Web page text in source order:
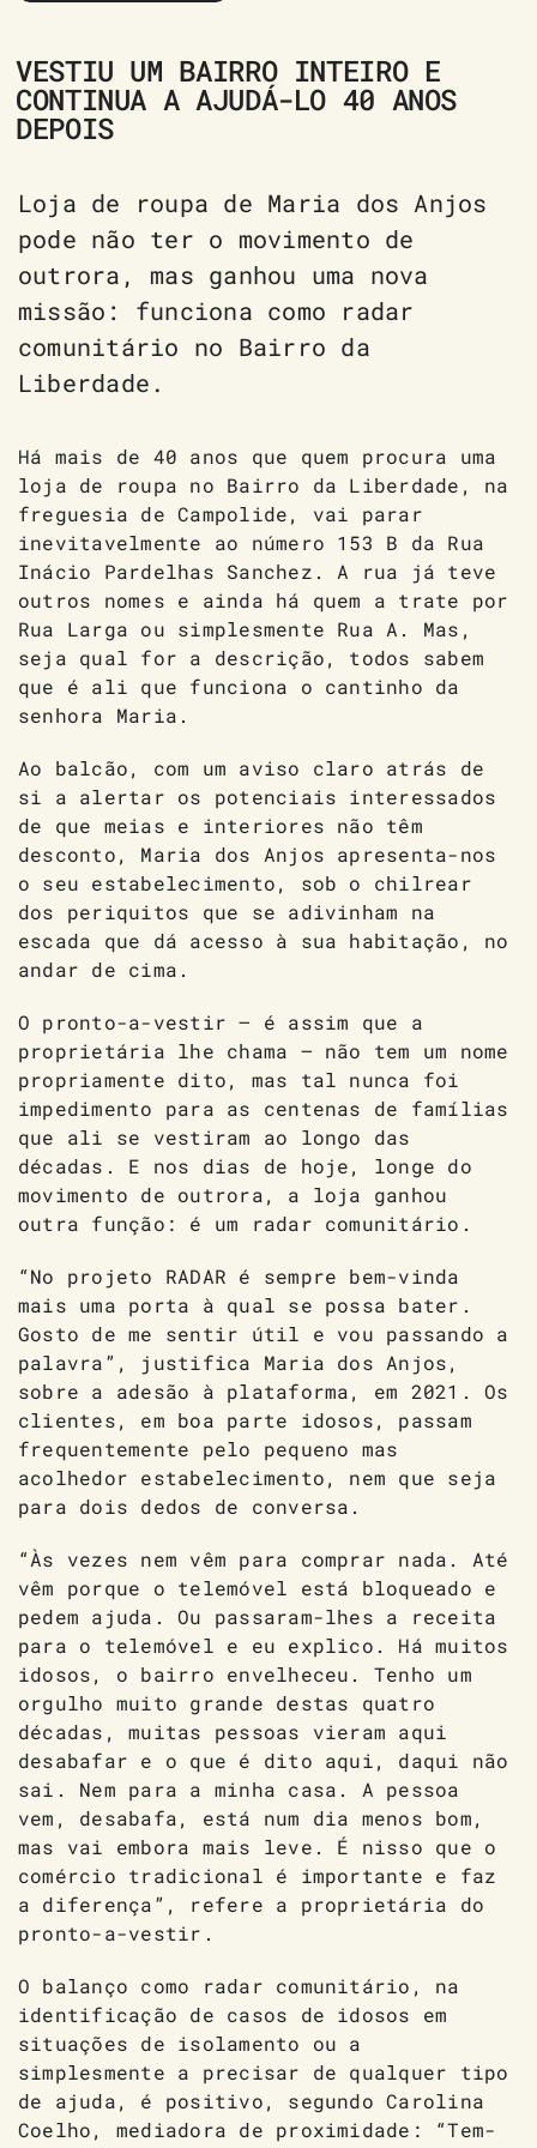
VESTIU UM BAIRRO INTEIRO E
CONTINUA A AJUDÁ-LO 40 ANOS
DEPOIS
Loja de roupa de Maria dos Anjos
pode não ter o movimento de
outrora, mas ganhou uma nova
missão: funciona como radar
comunitário no Bairro da
Liberdade.
Há mais de 40 anos que quem procura uma
loja de roupa no Bairro da Liberdade, na
freguesia de Campolide, vai parar
inevitavelmente ao número 153 B da Rua
Inácio Pardelhas Sanchez. A rua já teve
outros nomes e ainda há quem a trate por
Rua Larga ou simplesmente Rua A. Mas,
seja qual for a descrição, todos sabem
que é ali que funciona o cantinho da
senhora Maria.
Ao balcão, com um aviso claro atrás de
si a alertar os potenciais interessados
de que meias e interiores não têm
desconto, Maria dos Anjos apresenta-nos
o seu estabelecimento, sob o chilrear
dos periquitos que se adivinham na
escada que dá acesso à sua habitação, no
andar de cima.
O pronto-a-vestir – é assim que a
proprietária lhe chama – não tem um nome
propriamente dito, mas tal nunca foi
impedimento para as centenas de famílias
que ali se vestiram ao longo das
décadas. E nos dias de hoje, longe do
movimento de outrora, a loja ganhou
outra função: é um radar comunitário.
“No projeto RADAR é sempre bem-vinda
mais uma porta à qual se possa bater.
Gosto de me sentir útil e vou passando a
palavra”, justifica Maria dos Anjos,
sobre a adesão à plataforma, em 2021. Os
clientes, em boa parte idosos, passam
frequentemente pelo pequeno mas
acolhedor estabelecimento, nem que seja
para dois dedos de conversa.
“Às vezes nem vêm para comprar nada. Até
vêm porque o telemóvel está bloqueado e
pedem ajuda. Ou passaram-lhes a receita
para o telemóvel e eu explico. Há muitos
idosos, o bairro envelheceu. Tenho um
orgulho muito grande destas quatro
décadas, muitas pessoas vieram aqui
desabafar e o que é dito aqui, daqui não
sai. Nem para a minha casa. A pessoa
vem, desabafa, está num dia menos bom,
mas vai embora mais leve. É nisso que o
comércio tradicional é importante e faz
a diferença”, refere a proprietária do
pronto-a-vestir.
O balanço como radar comunitário, na
identificação de casos de idosos em
situações de isolamento ou a
simplesmente a precisar de qualquer tipo
de ajuda, é positivo, segundo Carolina
Coelho, mediadora de proximidade: “Tem-